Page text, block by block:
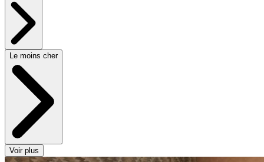
Le moins cher
Voir plus